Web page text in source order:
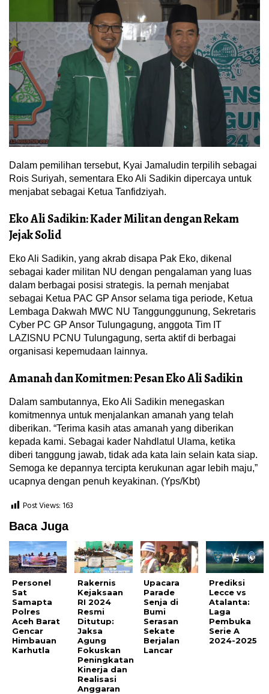
Dalam pemilihan tersebut, Kyai Jamaludin terpilih sebagai
Rois Suriyah, sementara Eko Ali Sadikin dipercaya untuk
menjabat sebagai Ketua Tanfidziyah.
Eko Ali Sadikin: Kader Militan dengan Rekam
Jejak Solid
Eko Ali Sadikin, yang akrab disapa Pak Eko, dikenal
sebagai kader militan NU dengan pengalaman yang luas
dalam berbagai posisi strategis. Ia pernah menjabat
sebagai Ketua PAC GP Ansor selama tiga periode, Ketua
Lembaga Dakwah MWC NU Tanggunggunung, Sekretaris
Cyber PC GP Ansor Tulungagung, anggota Tim IT
LAZISNU PCNU Tulungagung, serta aktif di berbagai
organisasi kepemudaan lainnya.
Amanah dan Komitmen: Pesan Eko Ali Sadikin
Dalam sambutannya, Eko Ali Sadikin menegaskan
komitmennya untuk menjalankan amanah yang telah
diberikan. “Terima kasih atas amanah yang diberikan
kepada kami. Sebagai kader Nahdlatul Ulama, ketika
diberi tanggung jawab, tidak ada kata lain selain kata siap.
Semoga ke depannya tercipta kerukunan agar lebih maju,”
ucapnya dengan penuh keyakinan. (Yps/Kbt)
Post Views: 163
Baca Juga
Personel
Sat
Samapta
Polres
Aceh Barat
Gencar
Himbauan
Karhutla
Rakernis
Kejaksaan
RI 2024
Resmi
Ditutup:
Jaksa
Agung
Fokuskan
Peningkatan
Kinerja dan
Realisasi
Anggaran
Upacara
Parade
Senja di
Bumi
Serasan
Sekate
Berjalan
Lancar
Prediksi
Lecce vs
Atalanta:
Laga
Pembuka
Serie A
2024-2025